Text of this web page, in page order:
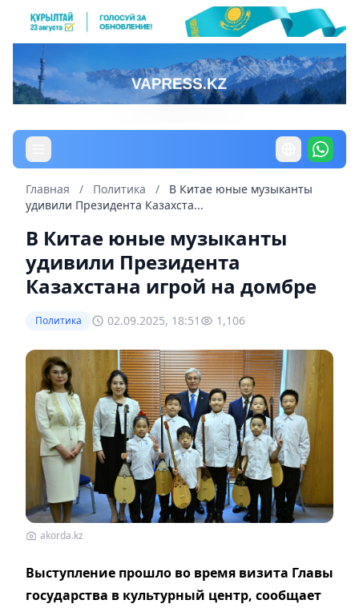
Главная / Политика /
В Китае юные музыканты
удивили Президента Казахста...
В Китае юные музыканты
удивили Президента
Казахстана игрой на домбре
Политика 02.09.2025, 18:51 1,106
akorda.kz
Выступление прошло во время визита Главы
государства в культурный центр, сообщает